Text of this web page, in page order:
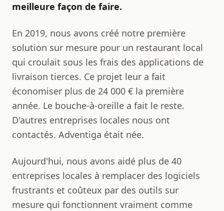
meilleure façon de faire.
En 2019, nous avons créé notre première
solution sur mesure pour un restaurant local
qui croulait sous les frais des applications de
livraison tierces. Ce projet leur a fait
économiser plus de 24 000 € la première
année. Le bouche-à-oreille a fait le reste.
D'autres entreprises locales nous ont
contactés. Adventiga était née.
Aujourd'hui, nous avons aidé plus de 40
entreprises locales à remplacer des logiciels
frustrants et coûteux par des outils sur
mesure qui fonctionnent vraiment comme